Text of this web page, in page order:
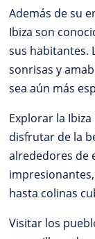
Además de su
Ibiza son
sus habitantes.
sonrisas y
sea aún más
Explorar la
disfrutar de la
alrededores de
hasta colinas
Visitar los